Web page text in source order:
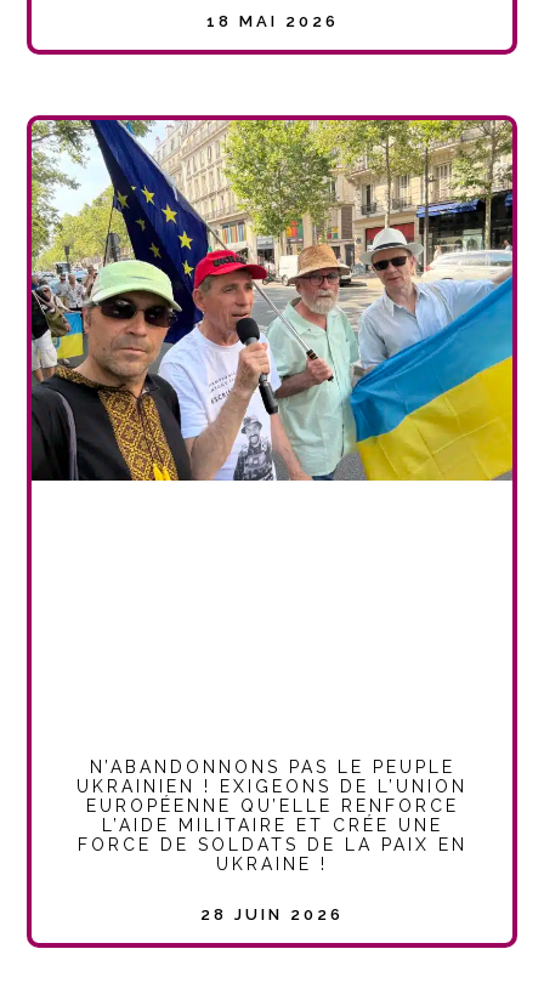
18 MAI 2026
N’ABANDONNONS PAS LE PEUPLE
UKRAINIEN ! EXIGEONS DE L’UNION
EUROPÉENNE QU’ELLE RENFORCE
L’AIDE MILITAIRE ET CRÉE UNE
FORCE DE SOLDATS DE LA PAIX EN
UKRAINE !
28 JUIN 2026